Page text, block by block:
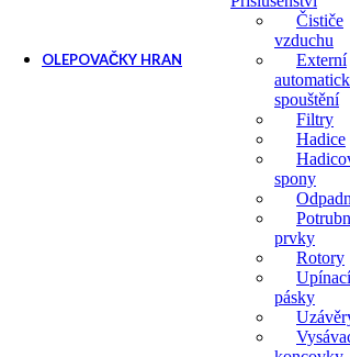
Čističe
vzduchu
Externí
spouštění
Filtry
Hadice
spony
prvky
Rotory
Upínací
pásky
OLEPOVAČKY HRAN
Ruční